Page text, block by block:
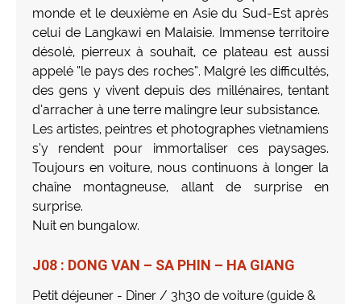
monde et le deuxième en Asie du Sud-Est après
celui de Langkawi en Malaisie. Immense territoire
désolé, pierreux à souhait, ce plateau est aussi
appelé “le pays des roches”. Malgré les difficultés,
des gens y vivent depuis des millénaires, tentant
d’arracher à une terre malingre leur subsistance.
Les artistes, peintres et photographes vietnamiens
s’y rendent pour immortaliser ces paysages.
Toujours en voiture, nous continuons à longer la
chaîne montagneuse, allant de surprise en
surprise.
Nuit en bungalow.
J08 : DONG VAN – SA PHIN – HA GIANG
Petit déjeuner - Diner / 3h30 de voiture (guide &